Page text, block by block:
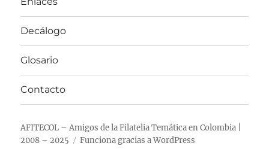
Decálogo
Glosario
Contacto
AFITECOL – Amigos de la Filatelia Temática en Colombia |
2008 – 2025
Funciona gracias a WordPress